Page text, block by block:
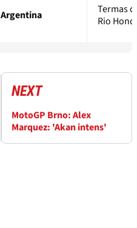
Argentina
Termas
Rio
NEXT
MotoGP Brno: Alex
Marquez: 'Akan intens'